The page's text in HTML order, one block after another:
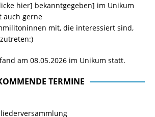
hier] bekanntgegeben] im Unikum
auch gerne
mit, die interessiert sind,
am 08.05.2026 im Unikum statt.
TERMINE